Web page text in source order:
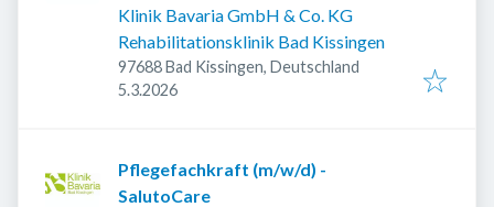
Klinik Bavaria GmbH & Co. KG
Rehabilitationsklinik Bad Kissingen
97688 Bad Kissingen, Deutschland
Veröffentlicht
5.3.2026
Pflegefachkraft (m/w/d) -
SalutoCare